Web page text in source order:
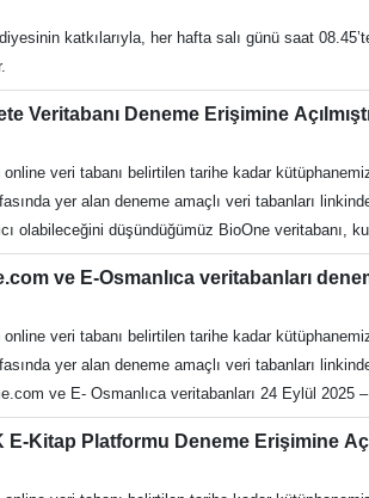
belgeleyen komutanlık yazısı Erkek
Hastanelerinden “Açık alan ve arazide,
Yedek adayların istenilen belgeleri 10.10.2025 tarihi mesai bitimine kadar Personel Daire Başkanlığına
Adaylardan verilen süre içerisinde
katkılarıyla, her hafta salı günü saat
Veritabanı Deneme Erişimine
veri tabanı belirtilen tarihe kadar
yer alan deneme amaçlı veri tabanları
olabileceğini düşündüğümüz BioOne veritabanı,
kaldırma amacıyla kurulmuştur ve halen
Biyoloji, ekoloji ve çevre bilimlerinde,
Video Kullanım Klavuzu: Link Veri tabanı
Recep Tayyip Erdoğan Engelli Dostu
adukutuphane t:https://twitter.com/
ve E-Osmanlıca veritabanları
veri tabanı belirtilen tarihe kadar
yer alan deneme amaçlı veri tabanları
ve E- Osmanlıca veritabanları 24 Eylül 2025
(1729-1928) ve Cumhuriyet Dönemine ait (1923-
İçeriğinde; Gazeteler: 22 kategoride 3
Cumhuriyet (1924-2023), Agos (1996-2023)
E-Kitap Platformu Deneme Erişimine